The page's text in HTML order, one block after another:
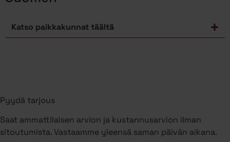
Katso paikkakunnat täältä
Pyydä tarjous
Saat ammattilaisen arvion ja kustannusarvion ilman
sitoutumista. Vastaamme yleensä saman päivän aikana.